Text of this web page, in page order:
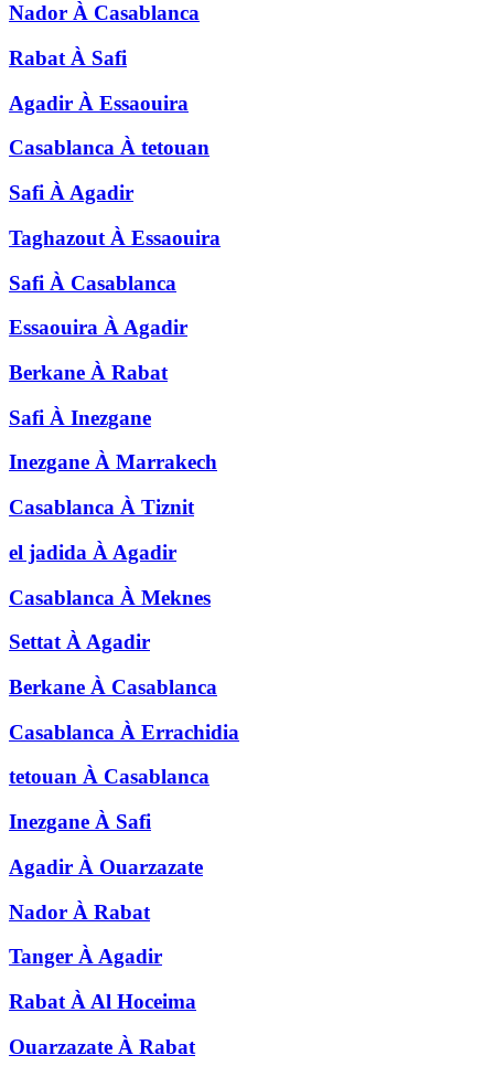
Nador À Casablanca
Rabat À Safi
Agadir À Essaouira
Casablanca À tetouan
Safi À Agadir
Taghazout À Essaouira
Safi À Casablanca
Essaouira ÀAgadir
Berkane À Rabat
Safi À Inezgane
Inezgane À Marrakech
Casablanca À Tiznit
el jadida À Agadir
Casablanca À Meknes
Settat ÀAgadir
Berkane À Casablanca
Casablanca À Errachidia
tetouan À Casablanca
Inezgane À Safi
Agadir À Ouarzazate
Nador À Rabat
Tanger ÀAgadir
Rabat À Al Hoceima
Ouarzazate À Rabat